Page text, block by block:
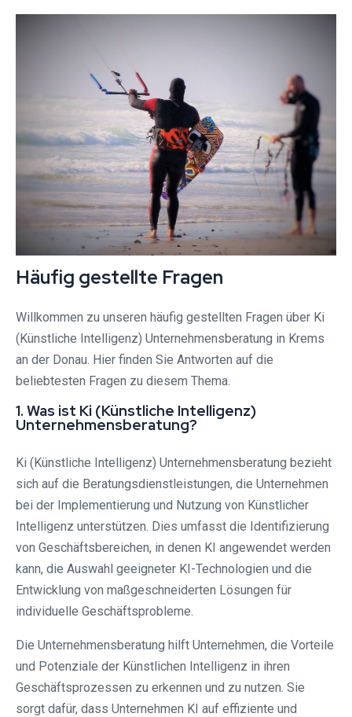
Häufig gestellte Fragen
Willkommen zu unseren häufig gestellten Fragen über Ki
(Künstliche Intelligenz) Unternehmensberatung in Krems
an der Donau. Hier finden Sie Antworten auf die
beliebtesten Fragen zu diesem Thema.
1. Was ist Ki (Künstliche Intelligenz)
Unternehmensberatung?
Ki (Künstliche Intelligenz) Unternehmensberatung bezieht
sich auf die Beratungsdienstleistungen, die Unternehmen
bei der Implementierung und Nutzung von Künstlicher
Intelligenz unterstützen. Dies umfasst die Identifizierung
von Geschäftsbereichen, in denen KI angewendet werden
kann, die Auswahl geeigneter KI-Technologien und die
Entwicklung von maßgeschneiderten Lösungen für
individuelle Geschäftsprobleme.
Die Unternehmensberatung hilft Unternehmen, die Vorteile
und Potenziale der Künstlichen Intelligenz in ihren
Geschäftsprozessen zu erkennen und zu nutzen. Sie
sorgt dafür, dass Unternehmen KI auf effiziente und